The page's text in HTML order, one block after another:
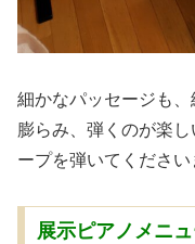
細かなパッセージも
膨らみ、弾くのが楽
ープを弾いてください
展示ピアノメニ